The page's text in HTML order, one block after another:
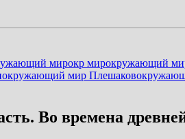
мирокр мирокружающий
окружающий мир Плешаков
Во времена